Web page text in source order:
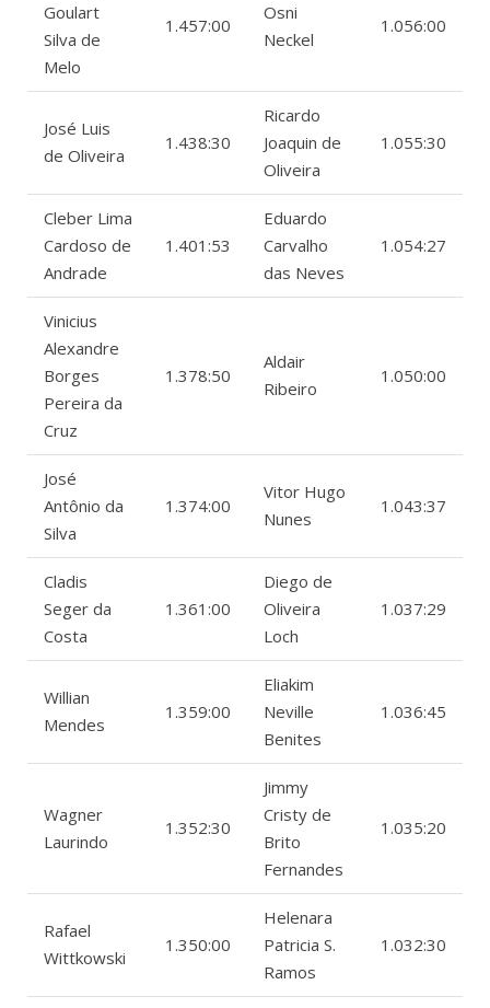
Goulart
Silva de
Melo
1.457:00
Osni
Neckel
1.056:00
José Luis
de Oliveira
1.438:30
Ricardo
Joaquin de
Oliveira
1.055:30
Cleber Lima
Cardoso de
Andrade
1.401:53
Eduardo
Carvalho
das Neves
1.054:27
Vinicius
Alexandre
Borges
Pereira da
Cruz
1.378:50
Aldair
Ribeiro
1.050:00
José
Antônio da
Silva
1.374:00
Vitor Hugo
Nunes
1.043:37
Cladis
Seger da
Costa
1.361:00
Diego de
Oliveira
Loch
1.037:29
Willian
Mendes
1.359:00
Eliakim
Neville
Benites
1.036:45
Wagner
Laurindo
1.352:30
Jimmy
Cristy de
Brito
Fernandes
1.035:20
Rafael
Wittkowski
1.350:00
Helenara
Patricia S.
Ramos
1.032:30